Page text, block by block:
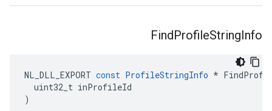
FindProfileStringInfo
NL_DLL_EXPORT const ProfileStringInfo *
uint32_t inProfileId
)